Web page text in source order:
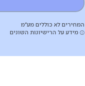
המחירים לא כוללים מע”מ
מידע על הרישיונות השונים